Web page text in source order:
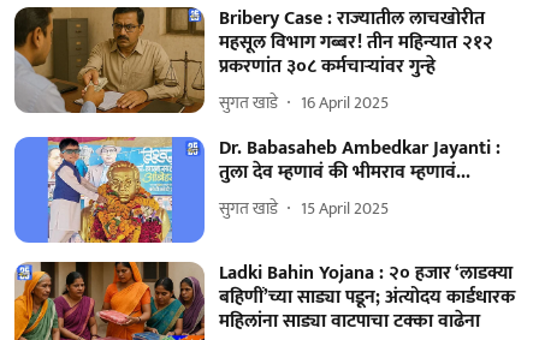
Bribery Case : राज्‍यातील लाचखोरीत
महसूल विभाग गब्बर! तीन महिन्‍यात २१२
प्रकरणांत ३०८ कर्मचाऱ्यांवर गुन्‍हे
सुगत खाडे 16 April 2025
Dr. Babasaheb Ambedkar Jayanti :
तुला देव म्हणावं की भीमराव म्हणावं...
सुगत खाडे 15 April 2025
Ladki Bahin Yojana : २० हजार ‘लाडक्या
बहिणीं’च्या साड्या पडून; अंत्योदय कार्डधारक
महिलांना साड्या वाटपाचा टक्का वाढेना